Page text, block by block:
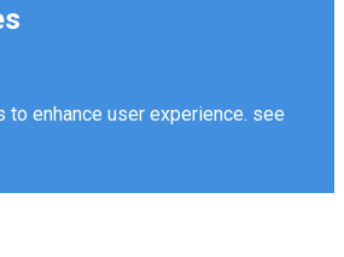
enhance user experience. see